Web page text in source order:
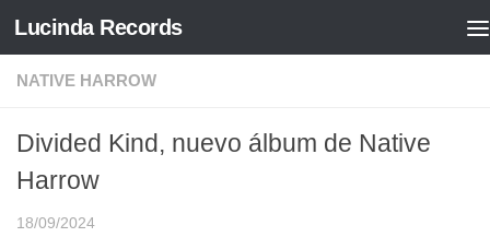
Saltar al contenido
Lucinda Records
NATIVE HARROW
Divided Kind, nuevo álbum de Native
Harrow
18/09/2024